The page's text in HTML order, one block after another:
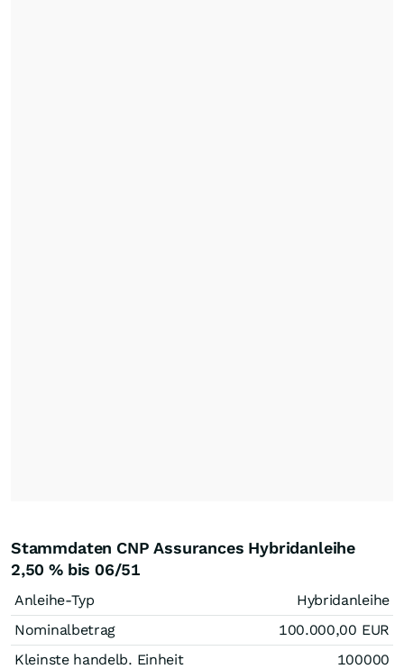
Stammdaten CNP Assurances Hybridanleihe
2,50 % bis 06/51
Anleihe-Typ
Hybridanleihe
Nominalbetrag
100.000,00 EUR
Kleinste handelb. Einheit
100000